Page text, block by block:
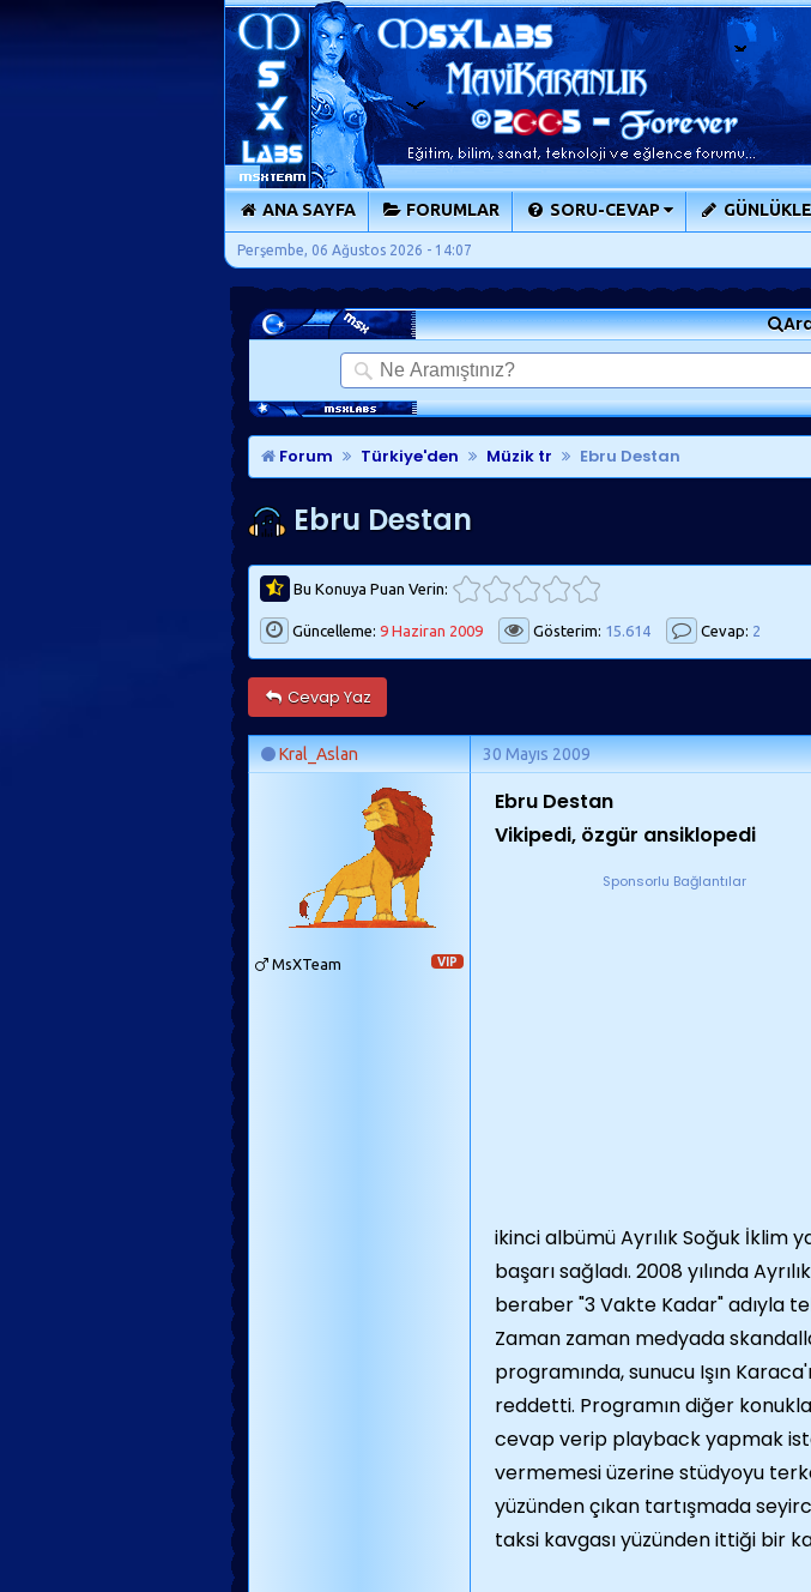
ANA SAYFA FORUMLAR SORU-CEVAP
Perşembe, 06 Ağustos 2026 - 14:07
Forum Türkiye'den Müzik tr Ebru Destan
Ebru Destan
Bu Konuya Puan Verin:
Güncelleme: 9 Haziran 2009 Gösterim: 15.614 Cevap: 2
Cevap Yaz
Kral_Aslan 30 Mayıs 2009
VIP
MsXTeam
Ebru Destan
Vikipedi, özgür ansiklopedi
Sponsorlu Bağlantılar
ikinci albümü Ayrılık Soğuk İklim
başarı sağladı. 2008 yılında
beraber "3 Vakte Kadar" adıyla
Zaman zaman medyada
programında, sunucu Işın
reddetti. Programın diğer
cevap verip playback yapmak
vermemesi üzerine stüdyoyu
yüzünden çıkan tartışmada
taksi kavgası yüzünden ittiği bir